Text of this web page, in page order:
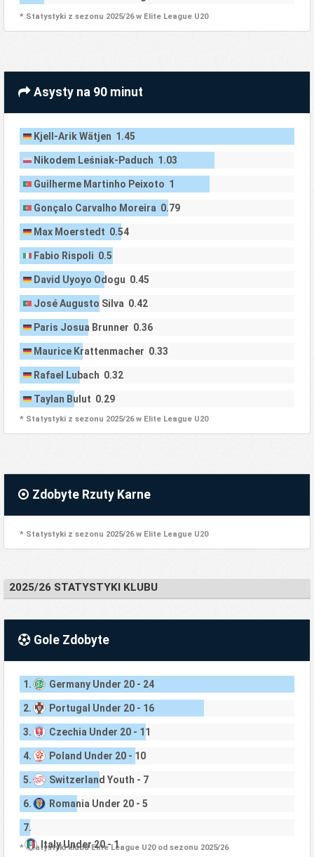
* Statystyki z sezonu 2025/26 w Elite League U20
Asysty na 90 minut
Kjell-Arik Wätjen 1.45
Nikodem Leśniak-Paduch 1.03
Guilherme Martinho Peixoto 1
Gonçalo Carvalho Moreira 0.79
Max Moerstedt 0.54
Fabio Rispoli 0.5
David Uyoyo Odogu 0.45
José Augusto Silva 0.42
Paris Josua Brunner 0.36
Maurice Krattenmacher 0.33
Rafael Lubach 0.32
Taylan Bulut 0.29
* Statystyki z sezonu 2025/26 w Elite League U20
Zdobyte Rzuty Karne
* Statystyki z sezonu 2025/26 w Elite League U20
2025/26 STATYSTYKI KLUBU
Gole Zdobyte
1. Germany Under 20 - 24
2. Portugal Under 20 - 16
3. Czechia Under 20 - 11
4. Poland Under 20 - 10
5. Switzerland Youth - 7
6. Romania Under 20 - 5
7.
Italy Under 20 - 1
* Statystyki klubu Elite League U20 od sezonu 2025/26